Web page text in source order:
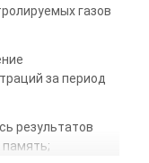
газов
за период
результатов